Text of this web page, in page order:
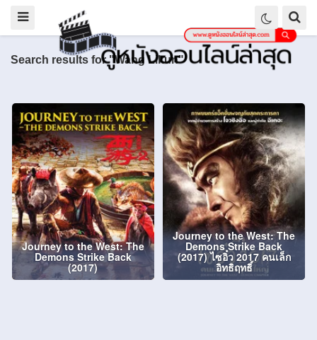
Search results for "Wang Likun"
Journey to the West: The
Demons Strike Back
(2017)
Journey to the West: The
Demons Strike Back
(2017) ไซอิ๋ว 2017 คนเล็ก
อิทธิฤทธิ์